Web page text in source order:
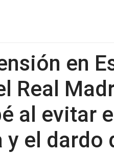
en
Real
al evitar
y el dardo